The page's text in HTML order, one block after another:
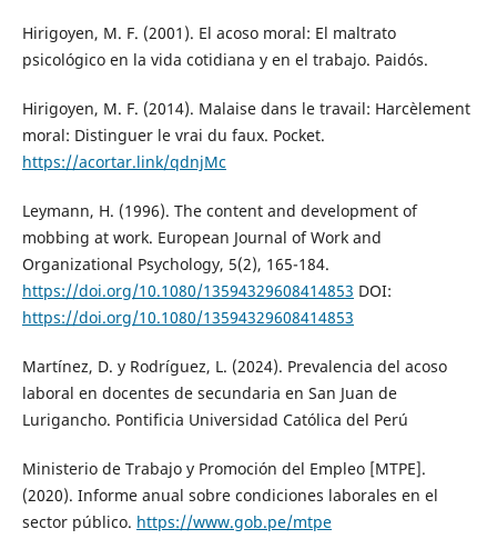
Hirigoyen, M. F. (2001). El acoso moral: El maltrato
psicológico en la vida cotidiana y en el trabajo. Paidós.
Hirigoyen, M. F. (2014). Malaise dans le travail: Harcèlement
moral: Distinguer le vrai du faux. Pocket.
https://acortar.link/qdnjMc
Leymann, H. (1996). The content and development of
mobbing at work. European Journal of Work and
Organizational Psychology, 5(2), 165-184.
https://doi.org/10.1080/13594329608414853 DOI:
https://doi.org/10.1080/13594329608414853
Martínez, D. y Rodríguez, L. (2024). Prevalencia del acoso
laboral en docentes de secundaria en San Juan de
Lurigancho. Pontificia Universidad Católica del Perú
Ministerio de Trabajo y Promoción del Empleo [MTPE].
(2020). Informe anual sobre condiciones laborales en el
sector público. https://www.gob.pe/mtpe